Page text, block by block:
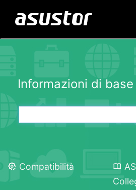
Informazioni di base
Compatibilità